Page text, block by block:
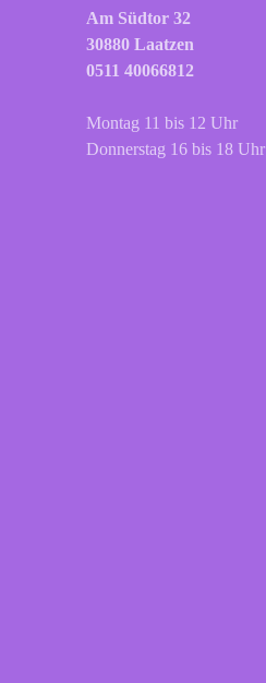
Am Südtor 32
30880 Laatzen
0511 40066812
Montag 11 bis 12 Uhr
Donnerstag 16 bis 18 Uhr